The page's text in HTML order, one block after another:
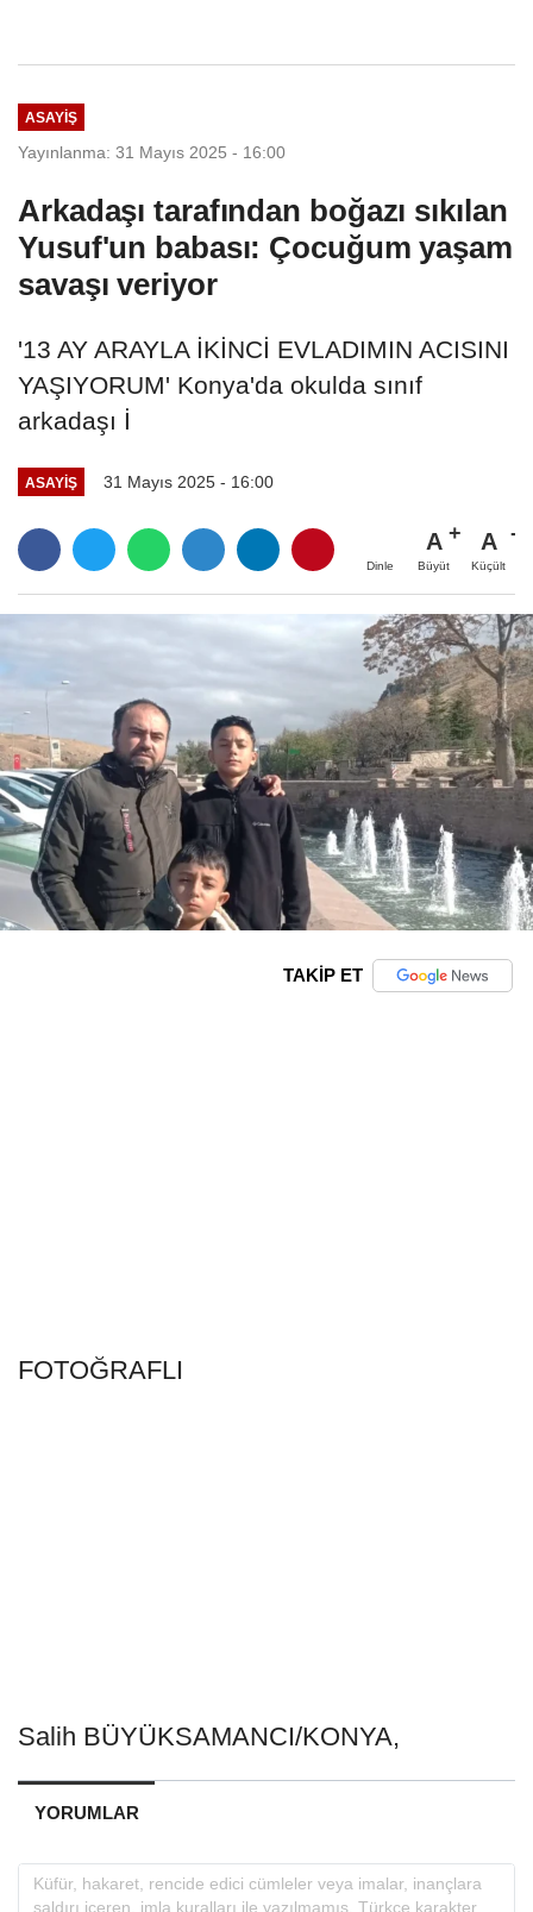
ASAYIŞ
Yayınlanma: 31 Mayıs 2025 - 16:00
Arkadaşı tarafından boğazı sıkılan
Yusuf'un babası: Çocuğum yaşam
savaşı veriyor
'13 AY ARAYLA İKİNCİ EVLADIMIN ACISINI
YAŞIYORUM' Konya'da okulda sınıf
arkadaşı İ
ASAYIŞ 31 Mayıs 2025 - 16:00
Dinle
A
Büyüt
A
Küçült
TAKİP ET
FOTOĞRAFLI
Salih BÜYÜKSAMANCI/KONYA,
YORUMLAR